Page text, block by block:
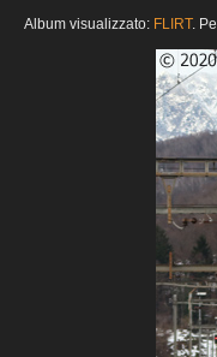
Album visualizzato: FLIRT.